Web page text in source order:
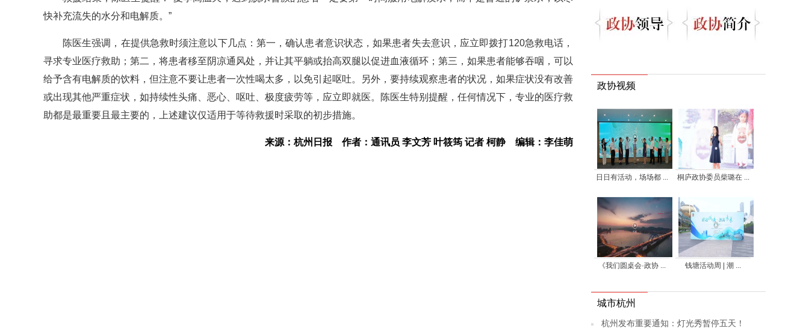
快补充流失的水分和电解质。”
陈医生强调，在提供急救时须注意以下几点：第一，确认患者意识状态，如果患者失去意识，应立即拨打120急救电话，
寻求专业医疗救助；第二，将患者移至阴凉通风处，并让其平躺或抬高双腿以促进血液循环；第三，如果患者能够吞咽，可以
给予含有电解质的饮料，但注意不要让患者一次性喝太多，以免引起呕吐。另外，要持续观察患者的状况，如果症状没有改善
或出现其他严重症状，如持续性头痛、恶心、呕吐、极度疲劳等，应立即就医。陈医生特别提醒，任何情况下，专业的医疗救
助都是最重要且最主要的，上述建议仅适用于等待救援时采取的初步措施。
来源：杭州日报 作者：通讯员 李文芳 叶筱筠 记者 柯静 编辑：李佳萌
政协视频
日日有活动，场场都 ... 桐庐政协委员柴璐在 ...
《我们圆桌会·政协 ... 钱塘活动周 | 潮 ...
城市杭州
杭州发布重要通知：灯光秀暂停五天！